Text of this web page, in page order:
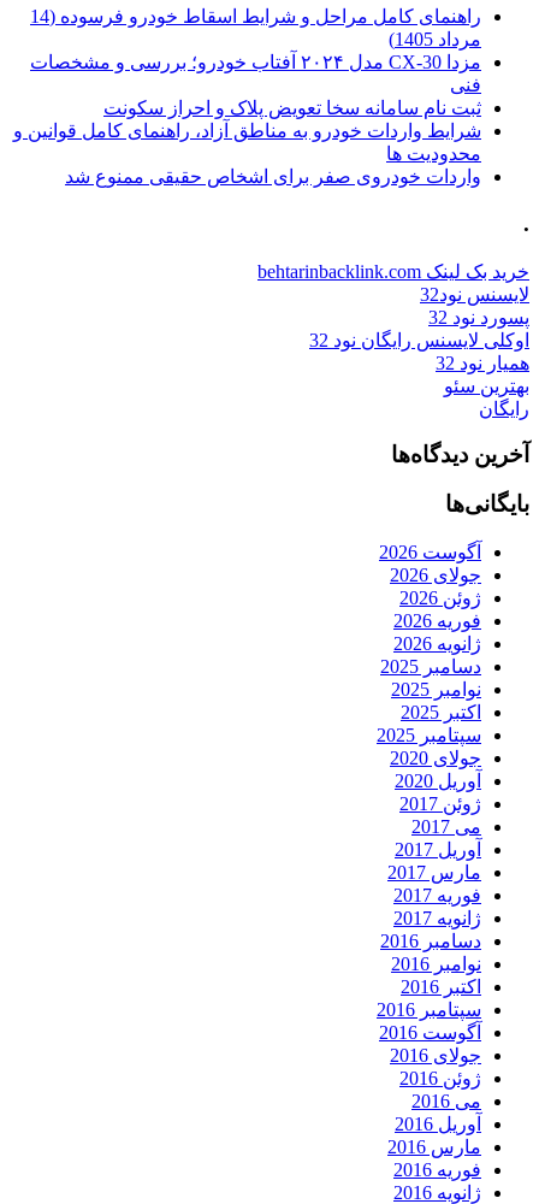
راهنمای کامل مراحل و شرایط اسقاط خودرو فرسوده (14
مرداد 1405)
مزدا CX-30 مدل ۲۰۲۴ آفتاب خودرو؛ بررسی و مشخصات
فنی
ثبت نام سامانه سخا تعویض پلاک و احراز سکونت
شرایط واردات خودرو به مناطق آزاد، راهنمای کامل قوانین و
محدودیت ها
واردات خودروی صفر برای اشخاص حقیقی ممنوع شد
.
خرید بک لینک behtarinbacklink.com
لایسنس نود32
پسورد نود 32
اوکلی لایسنس رایگان نود 32
همیار نود 32
بهترین سئو
رایگان
آخرین دیدگاه‌ها
بایگانی‌ها
آگوست 2026
جولای 2026
ژوئن 2026
فوریه 2026
ژانویه 2026
دسامبر 2025
نوامبر 2025
اکتبر 2025
سپتامبر 2025
جولای 2020
آوریل 2020
ژوئن 2017
می 2017
آوریل 2017
مارس 2017
فوریه 2017
ژانویه 2017
دسامبر 2016
نوامبر 2016
اکتبر 2016
سپتامبر 2016
آگوست 2016
جولای 2016
ژوئن 2016
می 2016
آوریل 2016
مارس 2016
فوریه 2016
ژانویه 2016